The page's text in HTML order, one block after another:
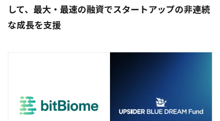
して、最大・最速の融資でスタートアップの非連続
な成長を支援